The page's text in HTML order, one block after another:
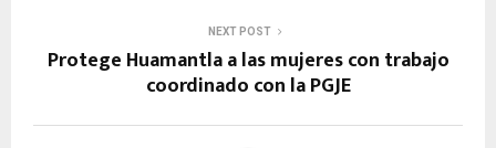
NEXT POST
Protege Huamantla a las mujeres con trabajo
coordinado con la PGJE